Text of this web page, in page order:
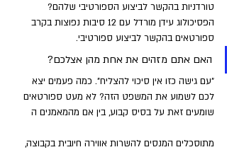
טורדניות בהקשר לביצוע הספורטיבי שלהם?
הפסיכולוג עידן מורדל עם 12 סיבות נפוצות בקרב
ספורטאים בהקשר לביצוע ספורטיבי.
האם אתם מזהים את אחת מהן אצלכם?
"עם גישה כזו אין סיכוי להצליח". כמה פעמים יצא
לכם לשמוע את המשפט הזה? לא מעט ספורטאים
שומעים זאת על בסיס קבוע, בין אם מהמאמנים ה
מתוסכלים המנסים להשרות אווירה חיובית בקבוצה,